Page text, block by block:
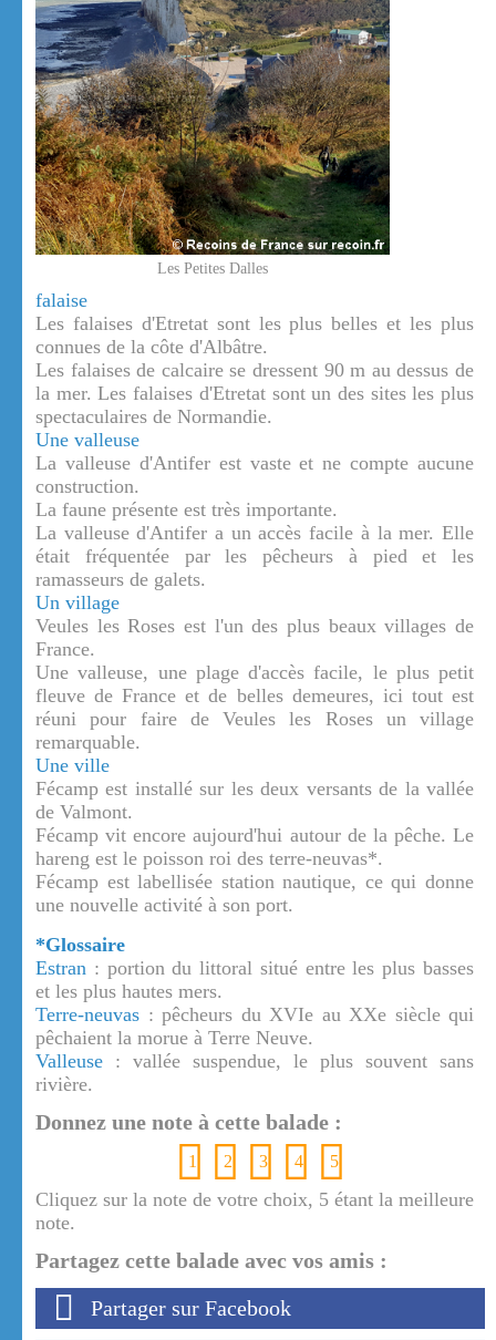
Les Petites Dalles
falaise
Les falaises d'Etretat sont les plus belles et les plus
connues de la côte d'Albâtre.
Les falaises de calcaire se dressent 90 m au dessus de
la mer. Les falaises d'Etretat sont un des sites les plus
spectaculaires de Normandie.
Une valleuse
La valleuse d'Antifer est vaste et ne compte aucune
construction.
La faune présente est très importante.
La valleuse d'Antifer a un accès facile à la mer. Elle
était fréquentée par les pêcheurs à pied et les
ramasseurs de galets.
Un village
Veules les Roses est l'un des plus beaux villages de
France.
Une valleuse, une plage d'accès facile, le plus petit
fleuve de France et de belles demeures, ici tout est
réuni pour faire de Veules les Roses un village
remarquable.
Une ville
Fécamp est installé sur les deux versants de la vallée
de Valmont.
Fécamp vit encore aujourd'hui autour de la pêche. Le
hareng est le poisson roi des terre-neuvas*.
Fécamp est labellisée station nautique, ce qui donne
une nouvelle activité à son port.
*Glossaire
Estran : portion du littoral situé entre les plus basses
et les plus hautes mers.
Terre-neuvas : pêcheurs du XVIe au XXe siècle qui
pêchaient la morue à Terre Neuve.
Valleuse : vallée suspendue, le plus souvent sans
rivière.
Donnez une note à cette balade :
1 2 3 4 5
Cliquez sur la note de votre choix, 5 étant la meilleure
note.
Partagez cette balade avec vos amis :
Partager sur Facebook